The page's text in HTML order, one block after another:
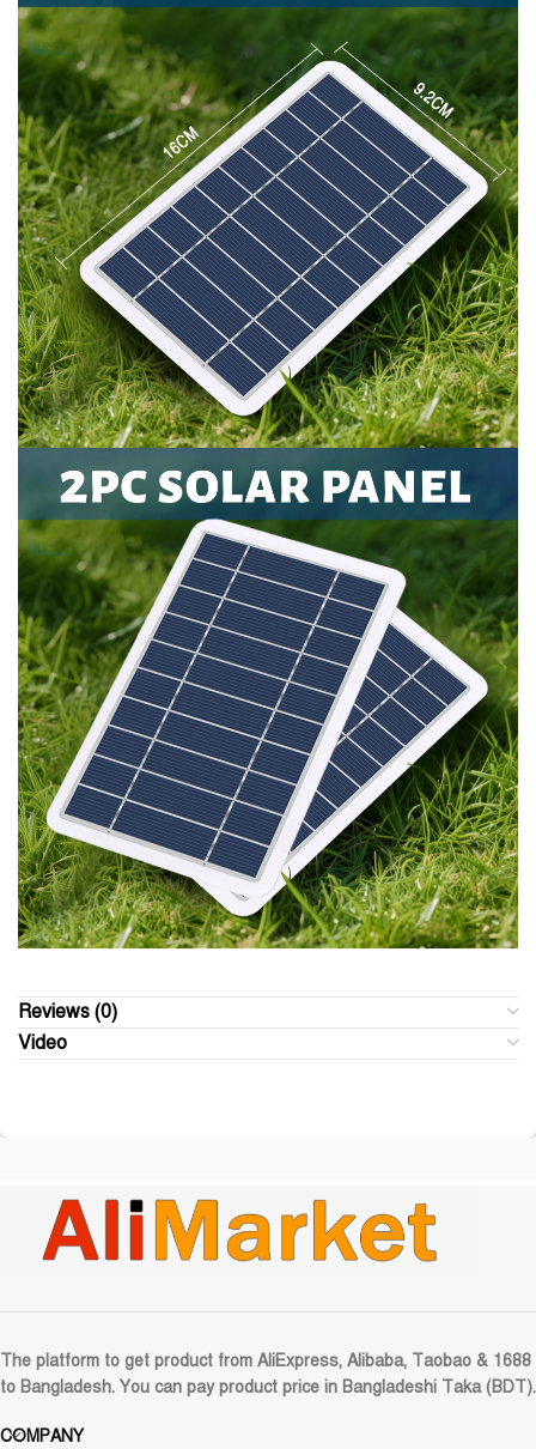
Reviews (0)
Video
The platform to get product from AliExpress, Alibaba, Taobao & 1688
to Bangladesh. You can pay product price in Bangladeshi Taka (BDT).
COMPANY